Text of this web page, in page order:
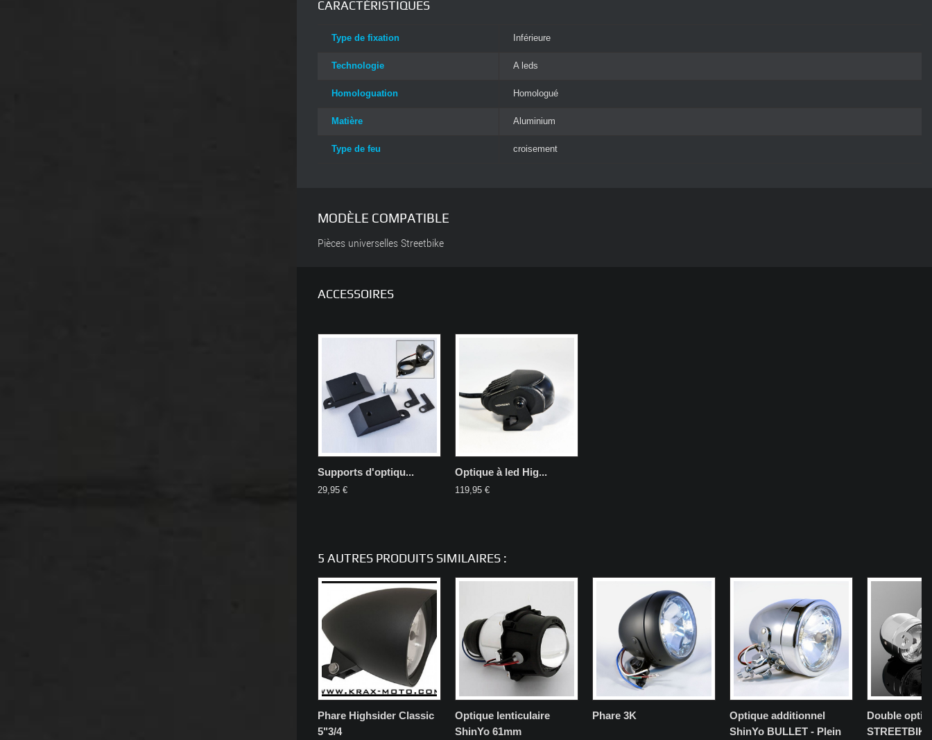
CARACTÉRISTIQUES
Type de fixation Inférieure
Technologie A leds
Homologuation Homologué
Matière Aluminium
Type de feu croisement
MODÈLE COMPATIBLE
Pièces universelles Streetbike
ACCESSOIRES
Supports d'optiqu...
29,95 €
Optique à led Hig...
119,95 €
5 AUTRES PRODUITS SIMILAIRES :
Phare Highsider Classic
5"3/4
Optique lenticulaire
ShinYo 61mm
Phare 3K
Optique additionnel
ShinYo BULLET - Plein
Double